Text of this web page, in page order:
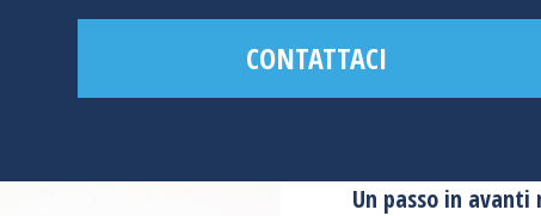
CONTATTACI
Un passo in avanti